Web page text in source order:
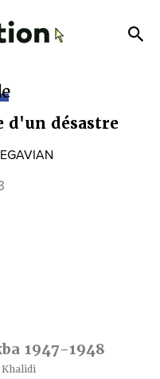
d'un désastre
1947-1948